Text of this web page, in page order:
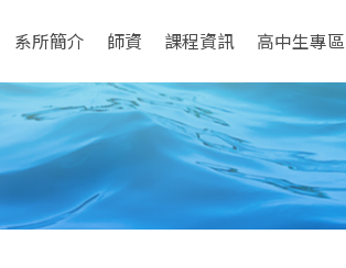
系所簡介 師資 課程資訊 高中生專區